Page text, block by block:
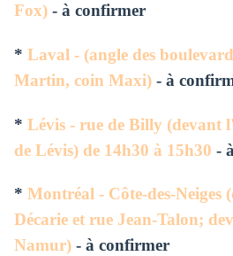
Fox) - à confirmer
* Laval - (angle des
Martin, coin Maxi) - à
* Lévis - rue de Billy (devant
de Lévis) de 14h30 à 15h30 -
* Montréal - Côte-des-Neiges (
Décarie et rue Jean-Talon;
Namur)- à confirmer